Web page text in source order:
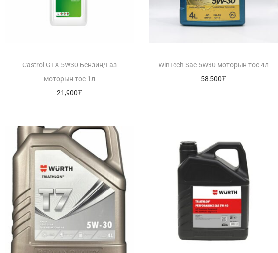
Castrol GTX 5W30 Бензин/Газ
моторын тос 1л
21,900₮
WinTech Sae 5W30 моторын тос 4л
58,500₮